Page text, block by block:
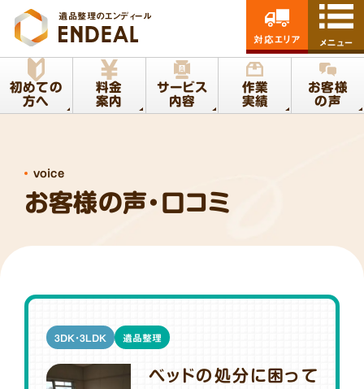
遺品整理のエンディール
初めての
方へ
料金
案内
サービス
内容
作業
実績
お客様
の声
対応エリア メニュー
お客様の声・口コミ
voice
ベッドの処分に困って
3DK・3LDK 遺品整理